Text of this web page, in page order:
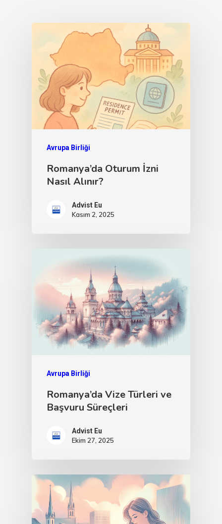
Avrupa Birliği
Romanya’da Oturum İzni
Nasıl Alınır?
Advist Eu
Kasım 2, 2025
Avrupa Birliği
Romanya’da Vize Türleri ve
Başvuru Süreçleri
Advist Eu
Ekim 27, 2025